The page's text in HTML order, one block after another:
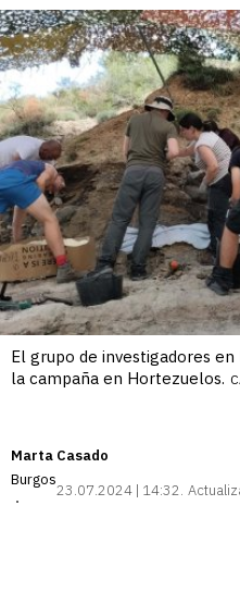
El grupo de investigadores
la campaña en Hortezuelos.
Marta Casado
Burgos
23.07.2024 | 14:32